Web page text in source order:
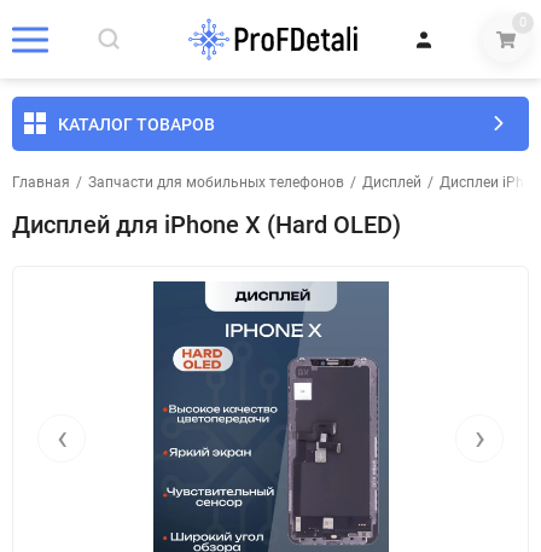
0
КАТАЛОГ ТОВАРОВ
Главная / Запчасти для мобильных телефонов / Дисплей / Дисплеи
Дисплей для iPhone X (Hard OLED)
‹ ›